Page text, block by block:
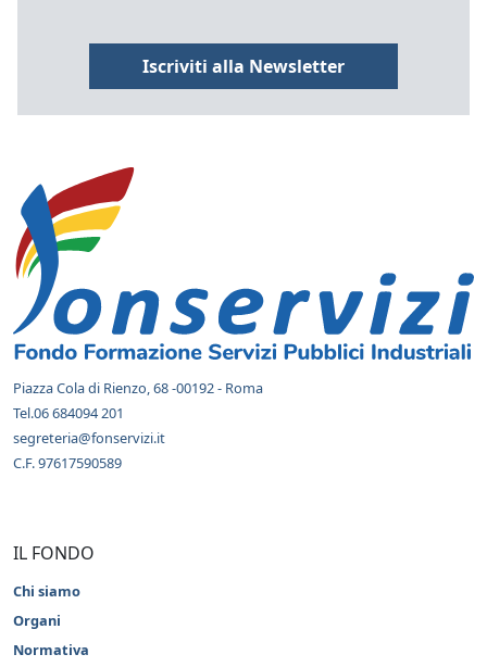
Iscriviti alla Newsletter
INFORMAZIONI E
Piazza Cola di Rienzo, 68 -00192 - Roma
Tel.06 684094 201
segreteria@fonservizi.it
C.F. 97617590589
IL FONDO
Chi siamo
Organi
Normativa